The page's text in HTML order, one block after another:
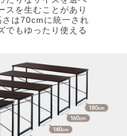
スを生むことがあり
は70cmに統一され
でもゆったり使える